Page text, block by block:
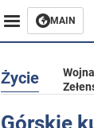
MAIN
Życie
Górskie